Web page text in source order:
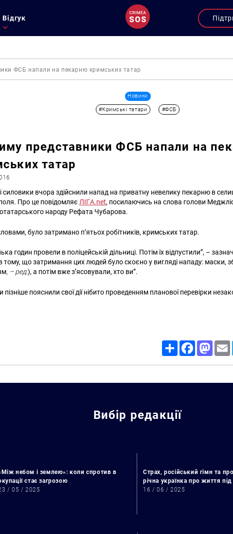
Відгук
ФСБ напали на пекарню кримських татар
Новини
#Кримські татари #ФСБ
представники ФСБ напали на
татар
силовики вчора здійснили напад на приватну невелику пекарню в
Про це повідомляєЛІГА.net, посилаючись на слова голови
народу Рефата Чубарова.
було затримано п’ятьох робітників, кримських татар.
годин провели в поліцейській дільниці. Потім їх відпустили”, –
тому, що затримання цих людей було скоєно у вигляді нападу: маски,
, – ред.), а потім вже з’ясовували, хто ви”.
пояснили свої дії нібито проведенням планової перевірки
Share Facebook
Вибір редакції
небом і землею»: коли спротив в
стає загрозою
/ 05 / 2025
Страх, російський гімн та
річна українка про життя
16 / 06 / 2025